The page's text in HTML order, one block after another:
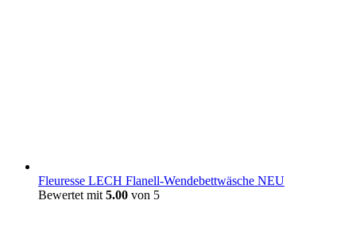
Fleuresse LECH Flanell-Wendebettwäsche NEU
Bewertet mit 5.00 von 5